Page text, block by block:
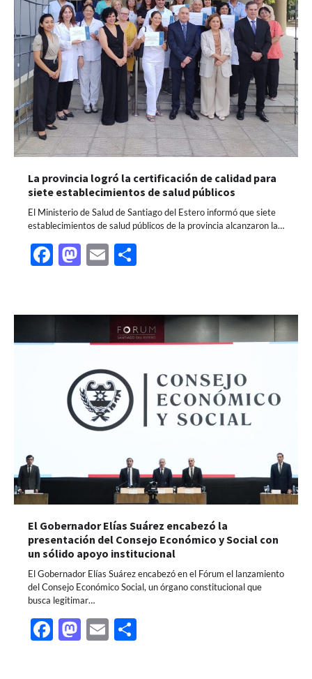
La provincia logró la certificación de calidad para
siete establecimientos de salud públicos
El Ministerio de Salud de Santiago del Estero informó que siete
establecimientos de salud públicos de la provincia alcanzaron la…
Facebook
Mastodon
Email
El Gobernador Elías Suárez encabezó la
presentación del Consejo Económico y Social con
un sólido apoyo institucional
El Gobernador Elías Suárez encabezó en el Fórum el lanzamiento
del Consejo Económico Social, un órgano constitucional que
busca legitimar…
Facebook
Mastodon
Email